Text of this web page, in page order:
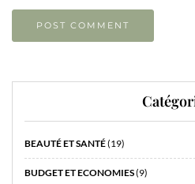
BEAUTÉ ET SANTÉ(19)
BUDGET ET ECONOMIES(9)